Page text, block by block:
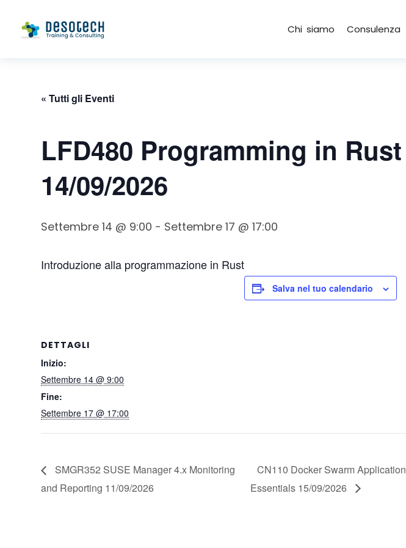
Chi siamo Consulenza
« Tutti gli Eventi
LFD480 Programming in Rust
14/09/2026
Settembre 14 @ 9:00 - Settembre 17 @ 17:00
Introduzione alla programmazione in Rust
Salva nel tuo calendario
DETTAGLI
Inizio:
Settembre 14 @ 9:00
Fine:
Settembre 17 @ 17:00
SMGR352 SUSE Manager 4.x Monitoring
and Reporting 11/09/2026
CN110 Docker Swarm Application
Essentials 15/09/2026